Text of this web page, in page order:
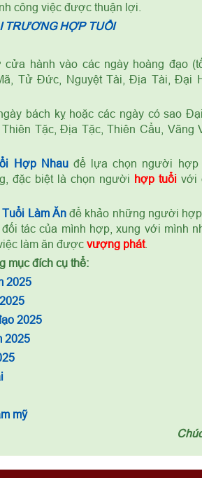
công việc được thuận lợi.
TRƯƠNG HỢP TUỔI
hành vào các ngày hoàng đạo
Tử Đức, Nguyệt Tài, Địa Tài, Đại
bách kỵ hoặc các ngày có sao
Tặc, Địa Tặc, Thiên Cẩu, Vãng
Hợp Nhauđể lựa chọn người hợp
đặc biệt là chọn người hợp tuổi với
Tuổi Làm Ănđể khảo những người
tác của mình hợp, xung với mình
làm ăn được vượng phát.
mục đích cụ thể:
2025
2025
2025
mỹ